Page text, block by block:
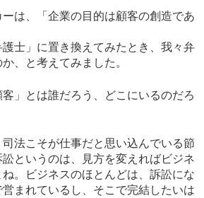
は、「企業の目的は顧客の創造であ
士」に置き換えてみたとき、我々弁
、と考えてみました。
」とは誰だろう、どこにいるのだろ
法こそが仕事だと思い込んでいる節
というのは、見方を変えればビジネ
。ビジネスのほとんどは、訴訟にな
まれているし、そこで完結したいは